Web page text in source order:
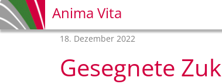
Anima Vita
18. Dezember 2022
Gesegnete